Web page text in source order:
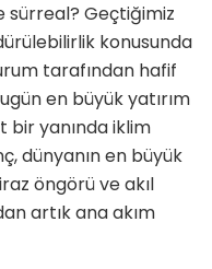
sürreal? Geçtiğimiz
konusunda
tarafından hafif
en büyük yatırım
bir yanında iklim
dünyanın en büyük
öngörü ve akıl
artık ana akım